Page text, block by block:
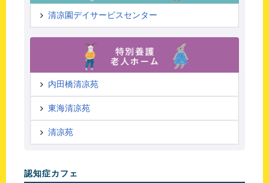
清凉園デイサービスセンター
内田橋清凉苑
東海清凉苑
清凉苑
認知症カフェ